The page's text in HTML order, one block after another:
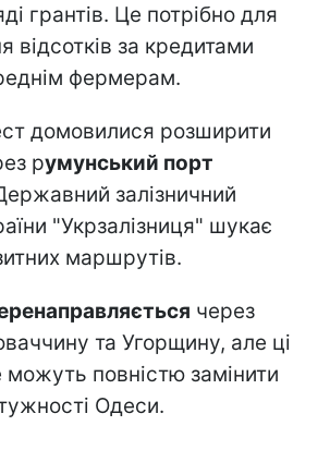
грантів. Це потрібно для
відсотків за кредитами
фермерам.
домовилися розширити
румунський порт
залізничний
"Укрзалізниця" шукає
маршрутів.
через
та Угорщину, але ці
можуть повністю замінити
Одеси.